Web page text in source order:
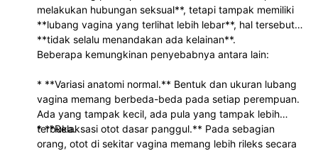
melakukan hubungan seksual**, tetapi tampak memiliki
**lubang vagina yang terlihat lebih lebar**, hal tersebut
**tidak selalu menandakan ada kelainan**.
Beberapa kemungkinan penyebabnya antara lain:
* **Variasi anatomi normal.** Bentuk dan ukuran lubang
vagina memang berbeda-beda pada setiap perempuan.
Ada yang tampak kecil, ada pula yang tampak lebih
terbuka.
* **Relaksasi otot dasar panggul.** Pada sebagian
orang, otot di sekitar vagina memang lebih rileks secara